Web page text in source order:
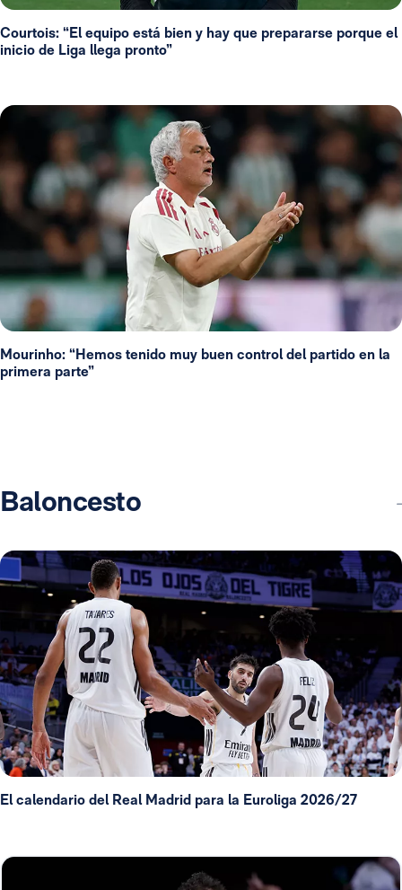
Courtois: “El equipo está bien y hay que prepararse porque el
inicio de Liga llega pronto”
Mourinho: “Hemos tenido muy buen control del partido en la
primera parte”
Baloncesto
El calendario del Real Madrid para la Euroliga 2026/27